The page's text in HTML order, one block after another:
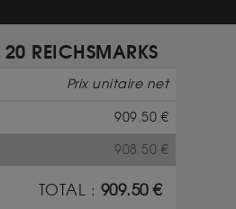
REICHSMARKS
Prix unitaire net
909.50 €
908.50 €
TOTAL : 909.50€